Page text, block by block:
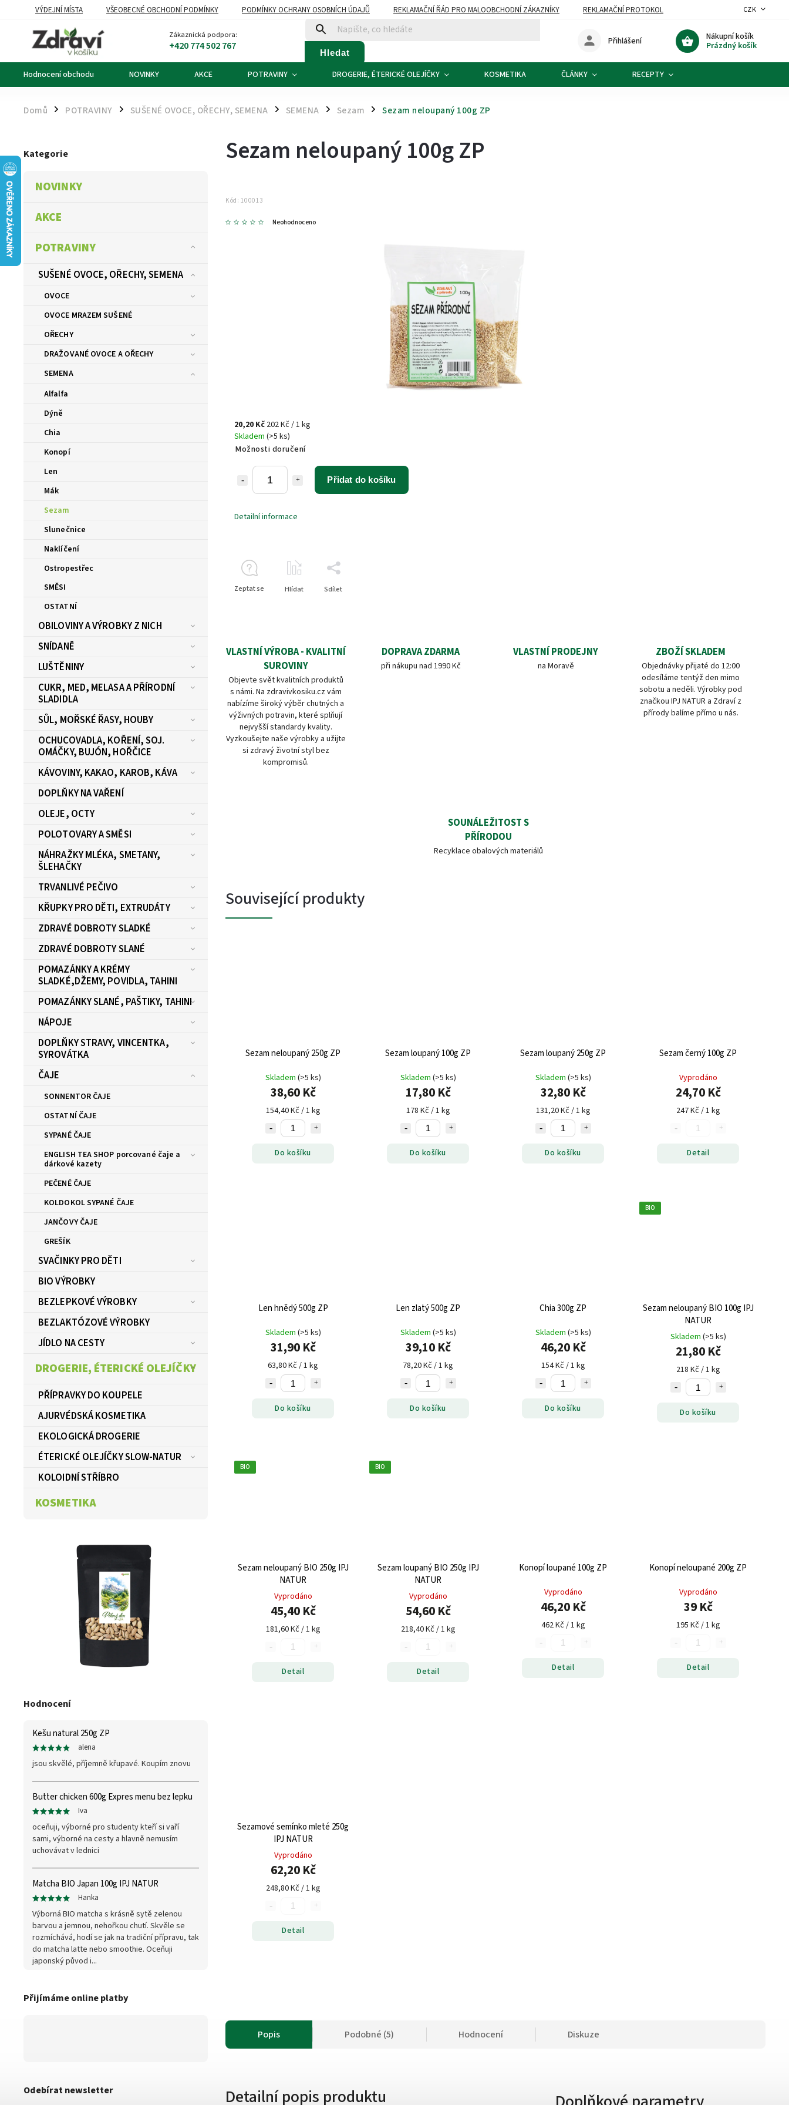
VÝDEJNÍ MÍSTA VŠEOBECNÉ OBCHODNÍ PODMÍNKY PODMÍNKY OCHRANY OSOBNÍCH ÚDAJŮ REKLAMAČNÍ ŘÁD PRO MALOOBCHODNÍ ZÁKAZNÍKY
REKLAMAČNÍ PROTOKOL
OZNÁMENÍ O ODSTOUPENÍ OD KUPNÍ SMLOUVY
KONTAKTY
CZK
Zákaznická podpora:
+420 774 502 767 Hledat
Nákupní košík
Prázdný košík
Přihlášení
Hodnocení obchodu NOVINKY AKCE POTRAVINY DROGERIE, ÉTERICKÉ OLEJÍČKY KOSMETIKA ČLÁNKY RECEPTY
Domů / POTRAVINY / SUŠENÉ OVOCE, OŘECHY, SEMENA / SEMENA / Sezam / Sezam neloupaný 100g ZP
Kategorie
NOVINKY
AKCE
POTRAVINY
SUŠENÉ OVOCE, OŘECHY, SEMENA
OVOCE
OVOCE MRAZEM SUŠENÉ
OŘECHY
DRAŽOVANÉ OVOCE A OŘECHY
SEMENA
Alfalfa
Dýně
Chia
Konopí
Len
Mák
Sezam
Slunečnice
Naklíčení
Ostropestřec
SMĚSI
OSTATNÍ
OBILOVINY A VÝROBKY Z NICH
SNÍDANĚ
LUŠTĚNINY
CUKR, MED, MELASA A PŘÍRODNÍ
SLADIDLA
SŮL, MOŘSKÉ ŘASY, HOUBY
OCHUCOVADLA, KOŘENÍ, SOJ.
OMÁČKY, BUJÓN, HOŘČICE
KÁVOVINY, KAKAO, KAROB, KÁVA
DOPLŇKY NA VAŘENÍ
OLEJE, OCTY
POLOTOVARY A SMĚSI
NÁHRAŽKY MLÉKA, SMETANY,
ŠLEHAČKY
TRVANLIVÉ PEČIVO
KŘUPKY PRO DĚTI, EXTRUDÁTY
ZDRAVÉ DOBROTY SLADKÉ
ZDRAVÉ DOBROTY SLANÉ
POMAZÁNKY A KRÉMY
SLADKÉ,DŽEMY, POVIDLA, TAHINI
POMAZÁNKY SLANÉ, PAŠTIKY, TAHINI
NÁPOJE
DOPLŇKY STRAVY, VINCENTKA,
SYROVÁTKA
ČAJE
SONNENTOR ČAJE
OSTATNÍ ČAJE
SYPANÉ ČAJE
ENGLISH TEA SHOP porcované čaje a
dárkové kazety
PEČENÉ ČAJE
KOLDOKOL SYPANÉ ČAJE
JANČOVY ČAJE
GREŠÍK
SVAČINKY PRO DĚTI
BIO VÝROBKY
BEZLEPKOVÉ VÝROBKY
BEZLAKTÓZOVÉ VÝROBKY
JÍDLO NA CESTY
DROGERIE, ÉTERICKÉ OLEJÍČKY
PŘÍPRAVKY DO KOUPELE
AJURVÉDSKÁ KOSMETIKA
EKOLOGICKÁ DROGERIE
ÉTERICKÉ OLEJÍČKY SLOW-NATUR
KOLOIDNÍ STŘÍBRO
KOSMETIKA
Hodnocení
Kešu natural 250g ZP
alena
jsou skvělé, příjemně křupavé. Koupím znovu
Butter chicken 600g Expres menu bez lepku
Iva
oceňuji, výborné pro studenty kteří si vaří
sami, výborné na cesty a hlavně nemusím
uchovávat v lednici
Matcha BIO Japan 100g IPJ NATUR
Hanka
Výborná BIO matcha s krásně sytě zelenou
barvou a jemnou, nehořkou chutí. Skvěle se
rozmíchává, hodí se jak na tradiční přípravu, tak
do matcha latte nebo smoothie. Oceňuji
japonský původ i...
Přijímáme online platby
Odebírat newsletter
Sezam neloupaný 100g ZP
Kód: 100013
Neohodnoceno
20,20 Kč 202 Kč / 1 kg
Skladem (>5 ks)
Možnosti doručení
Přidat do košíku
Detailní informace
Zeptat se Hlídat Sdílet
VLASTNÍ VÝROBA - KVALITNÍ
SUROVINY
Objevte svět kvalitních produktů
s námi. Na zdravivkosiku.cz vám
nabízíme široký výběr chutných a
výživných potravin, které splňují
nejvyšší standardy kvality.
Vyzkoušejte naše výrobky a užijte
si zdravý životní styl bez
kompromisů.
DOPRAVA ZDARMA
při nákupu nad 1990 Kč
VLASTNÍ PRODEJNY
na Moravě
ZBOŽÍ SKLADEM
Objednávky přijaté do 12:00
odesíláme tentýž den mimo
sobotu a neděli. Výrobky pod
značkou IPJ NATUR a Zdraví z
přírody balíme přímo u nás.
SOUNÁLEŽITOST S
PŘÍRODOU
Recyklace obalových materiálů
Související produkty
Sezam neloupaný 250g ZP
Skladem (>5 ks)
38,60 Kč
154,40 Kč / 1 kg
Do košíku
Sezam loupaný 100g ZP
Skladem (>5 ks)
17,80 Kč
178 Kč / 1 kg
Do košíku
Sezam loupaný 250g ZP
Skladem (>5 ks)
32,80 Kč
131,20 Kč / 1 kg
Do košíku
Sezam černý 100g ZP
Vyprodáno
24,70 Kč
247 Kč / 1 kg
Detail
Len hnědý 500g ZP
Skladem (>5 ks)
31,90 Kč
63,80 Kč / 1 kg
Do košíku
Len zlatý 500g ZP
Skladem (>5 ks)
39,10 Kč
78,20 Kč / 1 kg
Do košíku
Chia 300g ZP
Skladem (>5 ks)
46,20 Kč
154 Kč / 1 kg
Do košíku
BIO
Sezam neloupaný BIO 100g IPJ
NATUR
Skladem (>5 ks)
21,80 Kč
218 Kč / 1 kg
Do košíku
BIO
Sezam neloupaný BIO 250g IPJ
NATUR
Vyprodáno
45,40 Kč
181,60 Kč / 1 kg
Detail
BIO
Sezam loupaný BIO 250g IPJ
NATUR
Vyprodáno
54,60 Kč
218,40 Kč / 1 kg
Detail
Konopí loupané 100g ZP
Vyprodáno
46,20 Kč
462 Kč / 1 kg
Detail
Konopí neloupané 200g ZP
Vyprodáno
39 Kč
195 Kč / 1 kg
Detail
Sezamové semínko mleté 250g
IPJ NATUR
Vyprodáno
62,20 Kč
248,80 Kč / 1 kg
Detail
Popis Podobné (5) Hodnocení Diskuze
Detailní popis produktu